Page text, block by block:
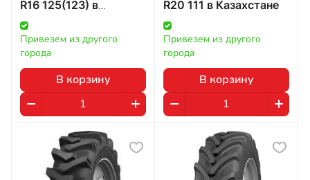
R16 125(123) в
Казахстане
Привезем из другого
города
В корзину
R20 111 в Казахстане
Привезем из другого
города
В корзину